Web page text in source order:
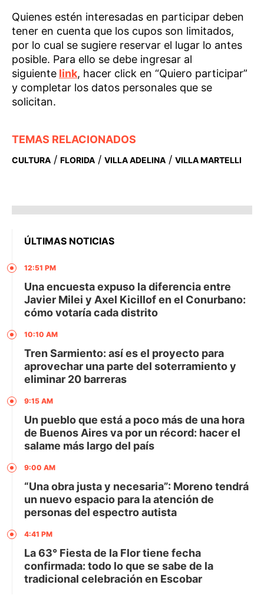
Quienes estén interesadas en participar deben
tener en cuenta que los cupos son limitados,
por lo cual se sugiere reservar el lugar lo antes
posible. Para ello se debe ingresar al
siguiente link, hacer click en “Quiero participar”
y completar los datos personales que se
solicitan.
TEMAS RELACIONADOS
CULTURA / FLORIDA / VILLA ADELINA / VILLA MARTELLI
ÚLTIMAS NOTICIAS
12:51 PM
Una encuesta expuso la diferencia entre
Javier Milei y Axel Kicillof en el Conurbano:
cómo votaría cada distrito
10:10 AM
Tren Sarmiento: así es el proyecto para
aprovechar una parte del soterramiento y
eliminar 20 barreras
9:15 AM
Un pueblo que está a poco más de una hora
de Buenos Aires va por un récord: hacer el
salame más largo del país
9:00 AM
“Una obra justa y necesaria”: Moreno tendrá
un nuevo espacio para la atención de
personas del espectro autista
4:41 PM
La 63° Fiesta de la Flor tiene fecha
confirmada: todo lo que se sabe de la
tradicional celebración en Escobar